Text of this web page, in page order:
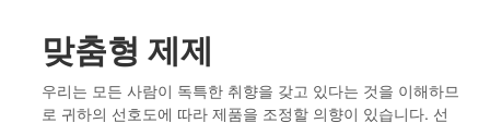
맞춤형 제제
우리는 모든 사람이 독특한 취향을 갖고 있다는 것을 이해하므
로 귀하의 선호도에 따라 제품을 조정할 의향이 있습니다. 선